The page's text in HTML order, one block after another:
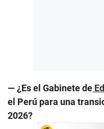
— ¿Es el Gabinete de
el Perú para una
2026?